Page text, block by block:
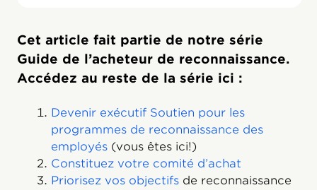
Cet article fait partie de notre série
Guide de l’acheteur de reconnaissance.
Accédez au reste de la série ici :
Devenir exécutif Soutien pour les
programmes de reconnaissance des
employés (vous êtes ici!)
Constituez votre comité d’achat
Priorisez vos objectifs de reconnaissance